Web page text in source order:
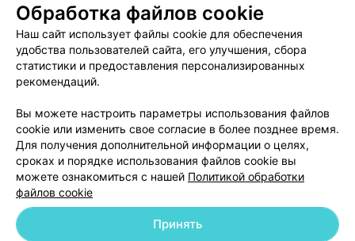
Пользовательское соглашение
Способы оплаты
Вакансии
Партнеры
Написать руководителю 103.by
Обработка персональных данных
© 2026 ООО «Артокс Лаб», УНП 191700409 | 220012, Республика Беларусь,
Обработка файлов cookie
Наш сайт использует файлы cookie для обеспечения
удобства пользователей сайта, его улучшения, сбора
статистики и предоставления персонализированных
рекомендаций.
Вы можете настроить параметры использования файлов
cookie или изменить свое согласие в более позднее время.
Для получения дополнительной информации о целях,
сроках и порядке использования файлов cookie вы
можете ознакомиться с нашей Политикой обработки
файлов cookie
Принять